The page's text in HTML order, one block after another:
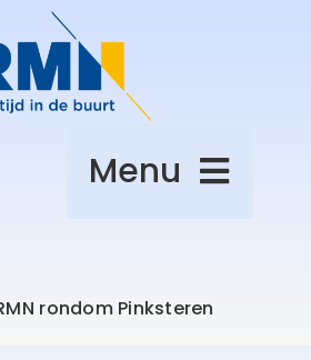
Menu
rondom Pinksteren